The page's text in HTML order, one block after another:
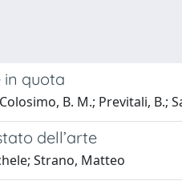
in quota
B. M.; Previtali, B.;
dell’arte
Strano, Matteo